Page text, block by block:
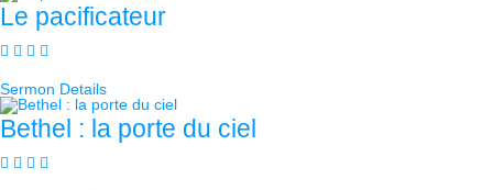
Le pacificateur
Sermon Details
Bethel : la porte du ciel